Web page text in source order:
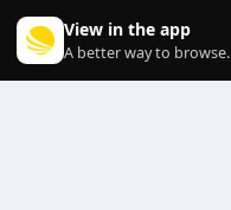
View in the app
A better way to browse.